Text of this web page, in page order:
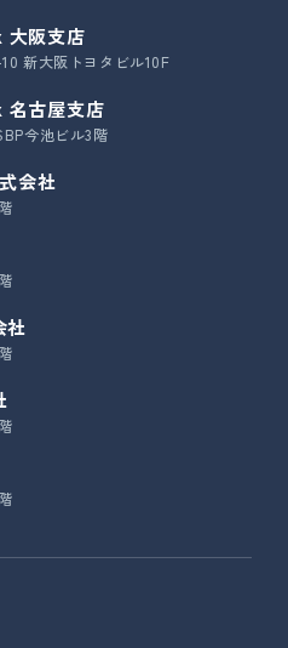
大阪支店
新大阪トヨタビル10F
名古屋支店
今池ビル3階
会社
社